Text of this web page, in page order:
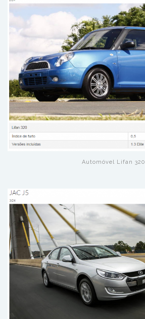
Automóvel Lifan 320